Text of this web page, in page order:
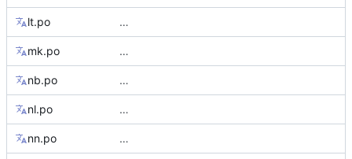
lt.po …
mk.po …
nb.po …
nl.po …
nn.po …